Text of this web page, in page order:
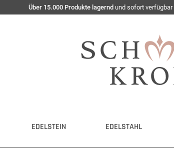
Über 15.000 Produkte lagernd und sofort verfügbar
EDELSTEIN EDELSTAHL